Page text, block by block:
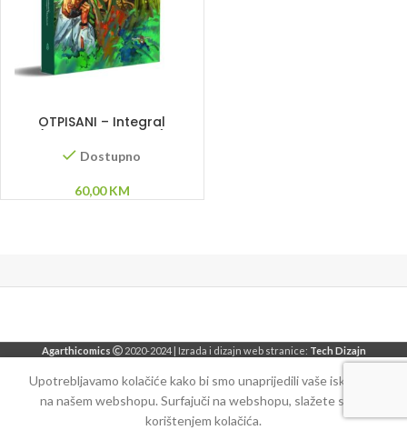
OTPISANI – Integral
(Ahmet Muminović)
Dostupno
60,00KM
Agarthicomics 2020-2024 | Izrada i dizajn web stranice: Tech Dizajn
Upotrebljavamo kolačiće kako bi smo unaprijedili vaše iskustvo
na našem webshopu. Surfajuči na webshopu, slažete se sa
korištenjem kolačića.